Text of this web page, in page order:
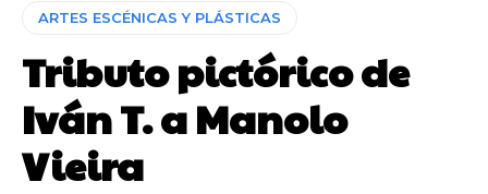
ARTES ESCÉNICAS Y PLÁSTICAS
Tributo pictórico de
Iván T. a Manolo
Vieira